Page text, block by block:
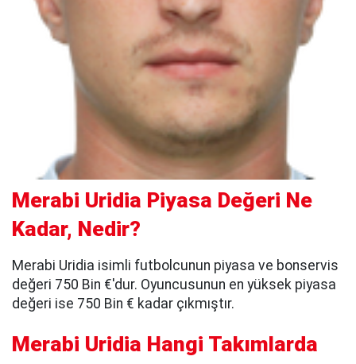
Merabi Uridia Piyasa Değeri Ne
Kadar, Nedir?
Merabi Uridia isimli futbolcunun piyasa ve bonservis
değeri 750 Bin €'dur. Oyuncusunun en yüksek piyasa
değeri ise 750 Bin € kadar çıkmıştır.
Merabi Uridia Hangi Takımlarda